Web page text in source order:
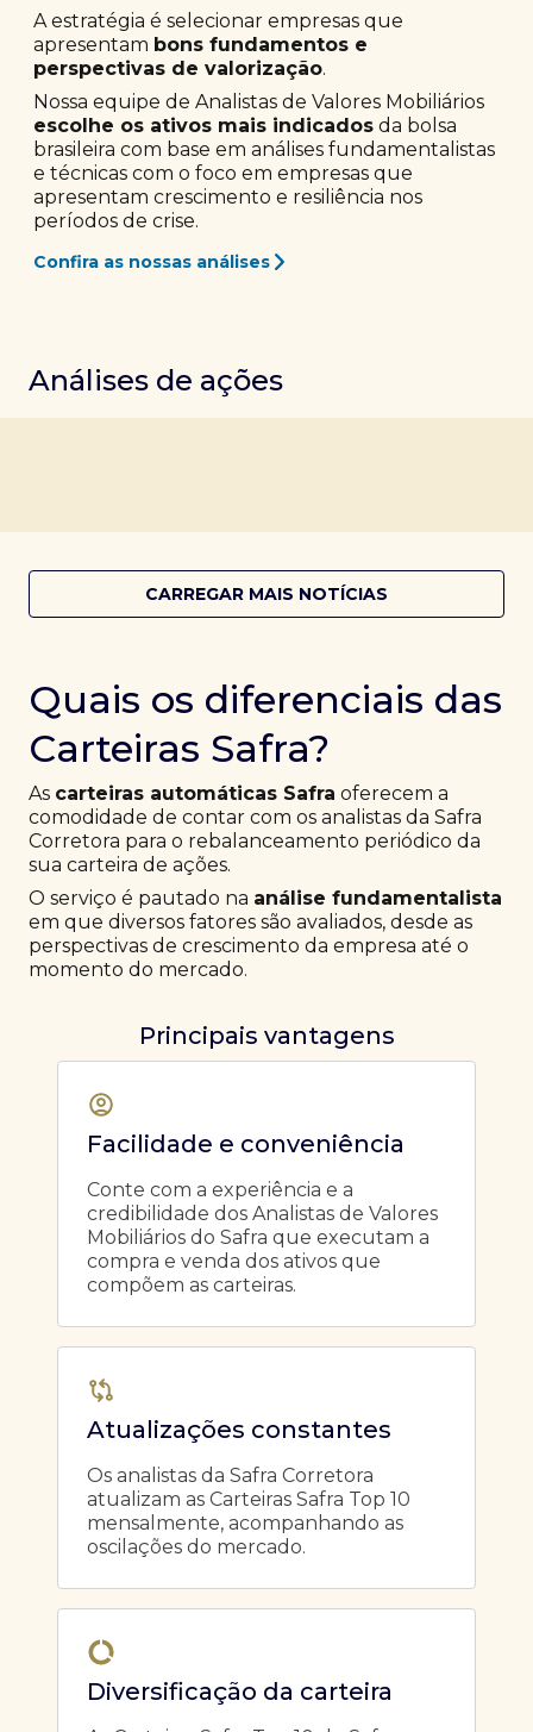
A estratégia é selecionar empresas que
apresentam bons fundamentos e
perspectivas de valorização.
Nossa equipe de Analistas de Valores Mobiliários
escolhe os ativos mais indicados da bolsa
brasileira com base em análises fundamentalistas
e técnicas com o foco em empresas que
apresentam crescimento e resiliência nos
períodos de crise.
Confira as nossas análises
Análises de ações
CARREGAR MAIS NOTÍCIAS
Quais os diferenciais das
Carteiras Safra?
As carteiras automáticas Safra oferecem a
comodidade de contar com os analistas da Safra
Corretora para o rebalanceamento periódico da
sua carteira de ações.
O serviço é pautado na análise fundamentalista
em que diversos fatores são avaliados, desde as
perspectivas de crescimento da empresa até o
momento do mercado.
Principais vantagens
Facilidade e conveniência
Conte com a experiência e a
credibilidade dos Analistas de Valores
Mobiliários do Safra que executam a
compra e venda dos ativos que
compõem as carteiras.
Atualizações constantes
Os analistas da Safra Corretora
atualizam as Carteiras Safra Top 10
mensalmente, acompanhando as
oscilações do mercado.
Diversificação da carteira